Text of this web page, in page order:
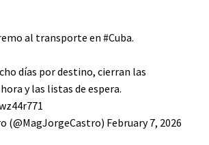
al transporte en #Cuba.
días por destino, cierran las
y las listas de espera.
(@MagJorgeCastro) February 7, 2026